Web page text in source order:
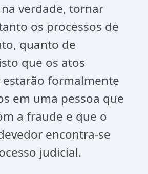
verdade, tornar
os processos de
quanto de
que os atos
estarão formalmente
em uma pessoa que
a fraude e que o
encontra-se
judicial.